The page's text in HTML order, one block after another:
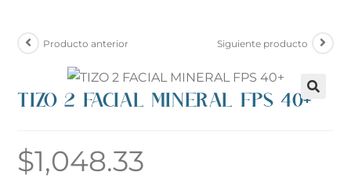
Producto anterior Siguiente producto
TIZO 2 FACIAL MINERAL FPS 40+
$1,048.33